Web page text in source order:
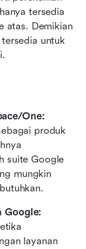
tersedia
atas. Demikian
untuk
One:
produk
suite Google
mungkin
Google:
layanan